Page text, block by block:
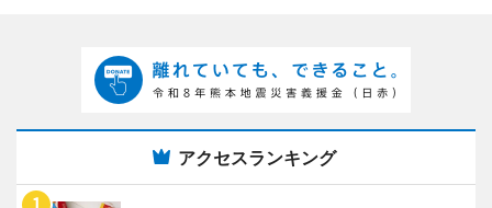
アクセスランキング